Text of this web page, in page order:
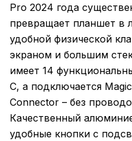
Pro 2024 года
превращает планшет в
удобной физической
экраном и большим
имеет 14
C, а подключается
Connector – без
Качественный
удобные кнопки с